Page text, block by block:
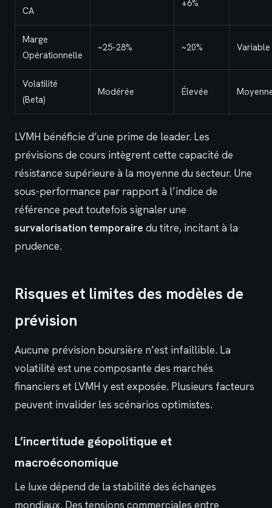
CA
+6%
Marge
Opérationnelle
~25-28% ~20% Variable
Volatilité
(Beta)
Modérée Élevée
LVMH bénéficie d’une prime de leader. Les
prévisions de cours intègrent cette capacité de
résistance supérieure à la moyenne du secteur. Une
sous-performance par rapport à l’indice de
référence peut toutefois signaler une
survalorisation temporaire du titre, incitant à la
prudence.
Risques et limites des modèles de
prévision
Aucune prévision boursière n’est infaillible. La
volatilité est une composante des marchés
financiers et LVMH y est exposée. Plusieurs facteurs
peuvent invalider les scénarios optimistes.
L’incertitude géopolitique et
macroéconomique
Le luxe dépend de la stabilité des échanges
mondiaux. Des tensions commerciales entre